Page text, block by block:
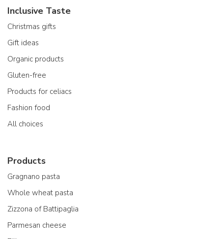
Inclusive Taste
Christmas gifts
Gift ideas
Organic products
Gluten-free
Products for celiacs
Fashion food
All choices
Products
Gragnano pasta
Whole wheat pasta
Zizzona of Battipaglia
Parmesan cheese